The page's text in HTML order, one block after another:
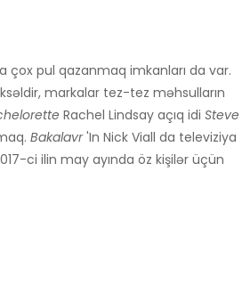
çox pul qazanmaq imkanları da var.
markalar tez-tez məhsulların
Rachel Lindsay açıq idi Steve
Bakalavr'In Nick Viall da televiziya
ci ilin may ayında öz kişilər üçün